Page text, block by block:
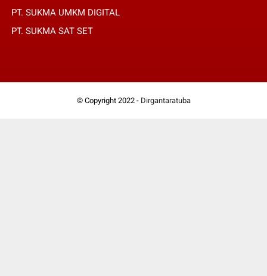
PT. SUKMA UMKM DIGITAL
PT. SUKMA SAT SET
© Copyright 2022 - Dirgantaratuba